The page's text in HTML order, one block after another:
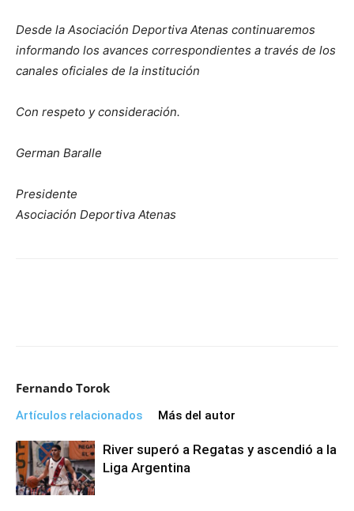
Desde la Asociación Deportiva Atenas continuaremos
informando los avances correspondientes a través de los
canales oficiales de la institución
Con respeto y consideración.
German Baralle
Presidente
Asociación Deportiva Atenas
Fernando Torok
Artículos relacionados Más del autor
River superó a Regatas y ascendió a la
Liga Argentina